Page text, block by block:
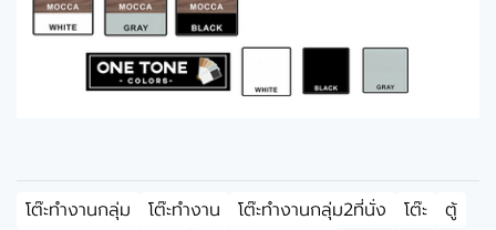
โต๊ะทำงานกลุ่ม โต๊ะทำงาน โต๊ะทำงานกลุ่ม2ที่นั่ง โต๊ะ
ตู้